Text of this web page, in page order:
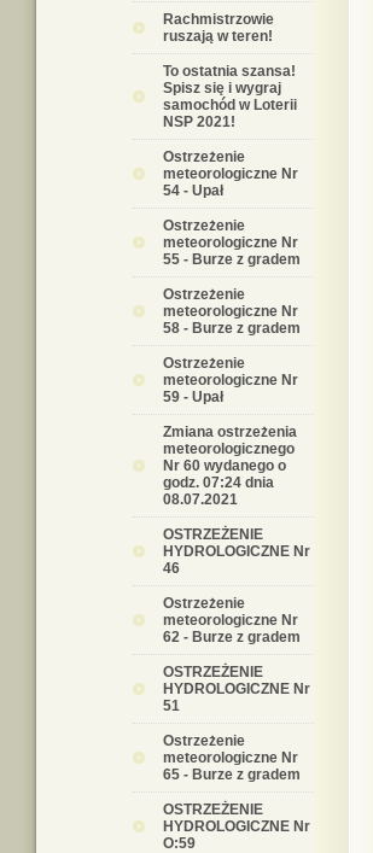
Rachmistrzowie
ruszają w teren!
To ostatnia szansa!
Spisz się i wygraj
samochód w Loterii
NSP 2021!
Ostrzeżenie
meteorologiczne Nr
54 - Upał
Ostrzeżenie
meteorologiczne Nr
55 - Burze z gradem
Ostrzeżenie
meteorologiczne Nr
58 - Burze z gradem
Ostrzeżenie
meteorologiczne Nr
59 - Upał
Zmiana ostrzeżenia
meteorologicznego
Nr 60 wydanego o
godz. 07:24 dnia
08.07.2021
OSTRZEŻENIE
HYDROLOGICZNE Nr
46
Ostrzeżenie
meteorologiczne Nr
62 - Burze z gradem
OSTRZEŻENIE
HYDROLOGICZNE Nr
51
Ostrzeżenie
meteorologiczne Nr
65 - Burze z gradem
OSTRZEŻENIE
HYDROLOGICZNE Nr
O:59